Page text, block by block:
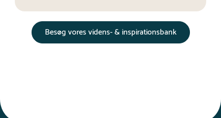
Besøg vores videns- & inspirationsbank